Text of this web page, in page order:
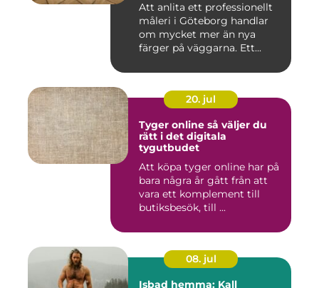
Att anlita ett professionellt
måleri i Göteborg handlar
om mycket mer än nya
färger på väggarna. Ett...
20. jul
Tyger online så väljer du
rätt i det digitala
tygutbudet
Att köpa tyger online har på
bara några år gått från att
vara ett komplement till
butiksbesök, till ...
08. jul
Isbad hemma: Kall